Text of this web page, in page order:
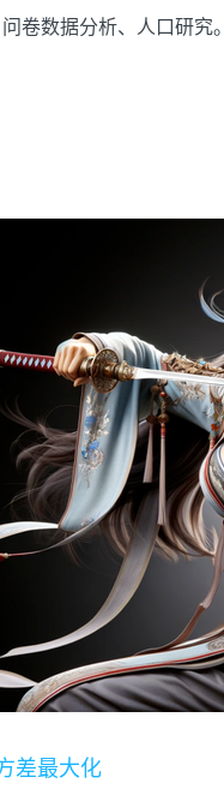
卷数据分析、人口研究。
差最大化